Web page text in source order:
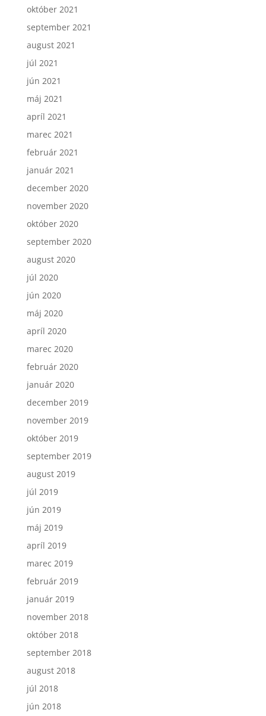
október 2021
september 2021
august 2021
júl 2021
jún 2021
máj 2021
apríl 2021
marec 2021
február 2021
január 2021
december 2020
november 2020
október 2020
september 2020
august 2020
júl 2020
jún 2020
máj 2020
apríl 2020
marec 2020
február 2020
január 2020
december 2019
november 2019
október 2019
september 2019
august 2019
júl 2019
jún 2019
máj 2019
apríl 2019
marec 2019
február 2019
január 2019
november 2018
október 2018
september 2018
august 2018
júl 2018
jún 2018